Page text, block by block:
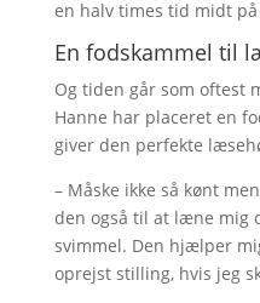
en halv times tid midt
En fodskammel til
Og tiden går som oftest
Hanne har placeret en
giver den perfekte
– Måske ikke så kønt
den også til at læne mig
svimmel. Den hjælper
oprejst stilling, hvis jeg